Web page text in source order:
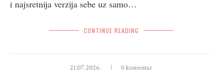
i najsretnija verzija sebe uz samo…
CONTINUE READING
21.07.2026. 0 komentar